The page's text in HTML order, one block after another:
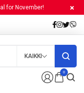
for November!
0
KAIKKI